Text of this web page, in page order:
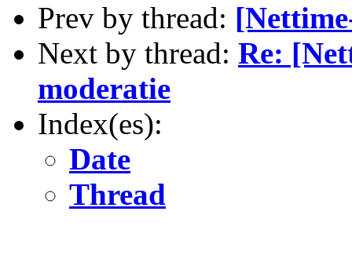
Prev by thread:
Next by thread: Re:
moderatie
Index(es):
Date
Thread